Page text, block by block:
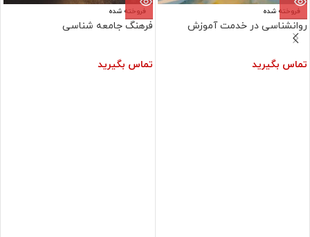
فروخته شده
روانشناسی در خدمت آموزش
تماس بگیرید
فروخته شده
فرهنگ جامعه شناسی
تماس بگیرید